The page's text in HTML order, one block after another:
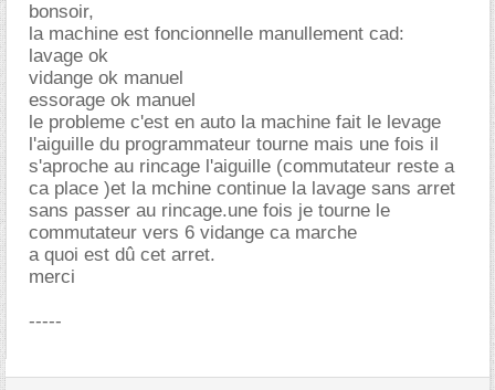
bonsoir,
la machine est foncionnelle manullement cad:
lavage ok
vidange ok manuel
essorage ok manuel
le probleme c'est en auto la machine fait le levage
l'aiguille du programmateur tourne mais une fois il
s'aproche au rincage l'aiguille (commutateur reste a
ca place )et la mchine continue la lavage sans arret
sans passer au rincage.une fois je tourne le
commutateur vers 6 vidange ca marche
a quoi est dû cet arret.
merci
-----